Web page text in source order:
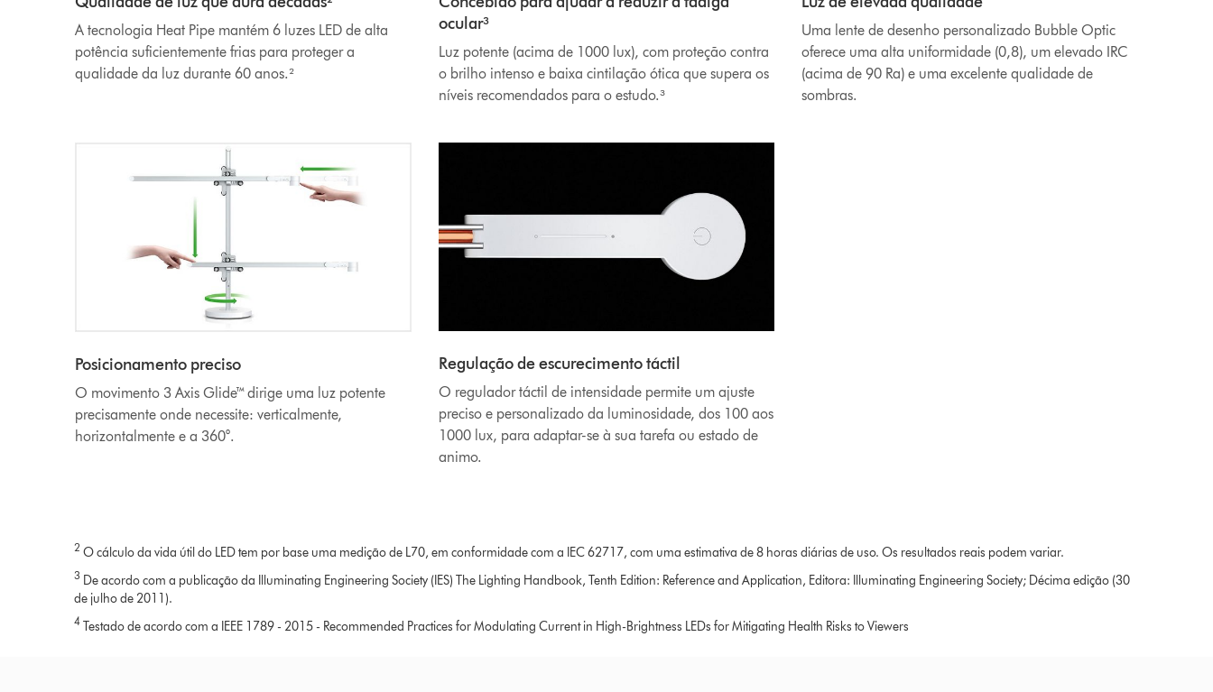
A tecnologia Heat Pipe mantém 6 luzes LED de alta
potência suficientemente frias para proteger a
qualidade da luz durante 60 anos.²
ocular³
Luz potente (acima de 1000 lux), com proteção contra
o brilho intenso e baixa cintilação ótica que supera os
níveis recomendados para o estudo.³
Uma lente de desenho personalizado Bubble Optic
oferece uma alta uniformidade (0,8), um elevado IRC
(acima de 90 Ra) e uma excelente qualidade de
sombras.
Posicionamento preciso
O movimento 3 Axis Glide™ dirige uma luz potente
precisamente onde necessite: verticalmente,
horizontalmente e a 360°.
Regulação de escurecimento táctil
O regulador táctil de intensidade permite um ajuste
preciso e personalizado da luminosidade, dos 100 aos
1000 lux, para adaptar-se à sua tarefa ou estado de
animo.
2 O cálculo da vida útil do LED tem por base uma medição de L70, em conformidade com a IEC 62717, com uma estimativa de 8 horas diárias de uso. Os resultados reais podem variar.
3 De acordo com a publicação da Illuminating Engineering Society (IES) The Lighting Handbook, Tenth Edition: Reference and Application, Editora: Illuminating Engineering Society; Décima edição (30
de julho de 2011).
4 Testado de acordo com a IEEE 1789 - 2015 - Recommended Practices for Modulating Current in High-Brightness LEDs for Mitigating Health Risks to Viewers